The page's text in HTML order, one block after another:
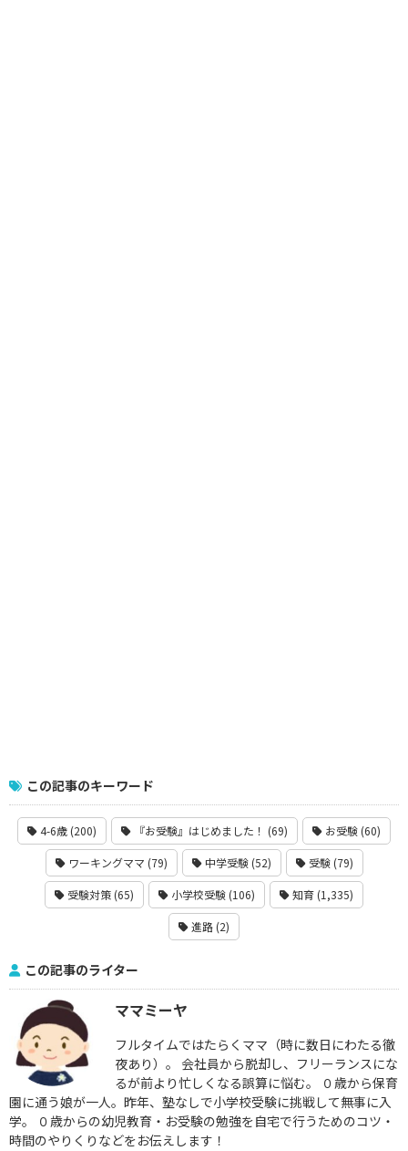
この記事のキーワード
4-6歳 (200) 『お受験』はじめました！ (69) お受験 (60)
ワーキングママ (79) 中学受験 (52) 受験 (79)
受験対策 (65) 小学校受験 (106) 知育 (1,335)
進路 (2)
この記事のライター
ママミーヤ
フルタイムではたらくママ（時に数日にわたる徹
夜あり）。 会社員から脱却し、フリーランスにな
るが前より忙しくなる誤算に悩む。 ０歳から保育
園に通う娘が一人。昨年、塾なしで小学校受験に挑戦して無事に入
学。 ０歳からの幼児教育・お受験の勉強を自宅で行うためのコツ・
時間のやりくりなどをお伝えします！